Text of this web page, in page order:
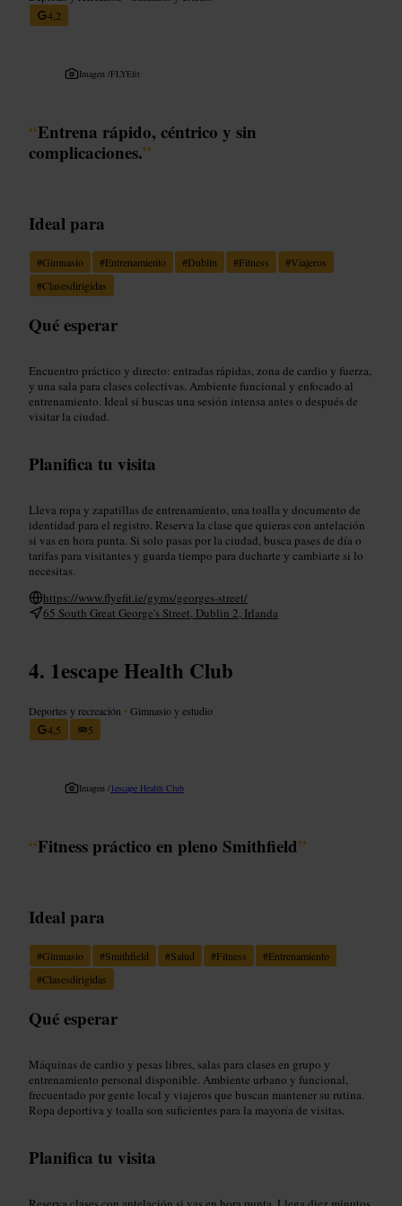
4,2
Imagen /FLYEfit
“Entrena rápido, céntrico y sin
complicaciones.”
Ideal para
#Gimnasio #Entrenamiento #Dublín #Fitness #Viajeros
#Clasesdirigidas
Qué esperar
Encuentro práctico y directo: entradas rápidas, zona de cardio y fuerza,
y una sala para clases colectivas. Ambiente funcional y enfocado al
entrenamiento. Ideal si buscas una sesión intensa antes o después de
visitar la ciudad.
Planifica tu visita
Lleva ropa y zapatillas de entrenamiento, una toalla y documento de
identidad para el registro. Reserva la clase que quieras con antelación
si vas en hora punta. Si solo pasas por la ciudad, busca pases de día o
tarifas para visitantes y guarda tiempo para ducharte y cambiarte si lo
necesitas.
https://www.flyefit.ie/gyms/georges-street/
65 South Great George's Street, Dublin 2, Irlanda
1escape Health Club
Deportes y recreación •Gimnasio y estudio
4,5
5
Imagen /1escape Health Club
“Fitness práctico en pleno Smithfield”
Ideal para
#Gimnasio #Smithfield #Salud #Fitness #Entrenamiento
#Clasesdirigidas
Qué esperar
Máquinas de cardio y pesas libres, salas para clases en grupo y
entrenamiento personal disponible. Ambiente urbano y funcional,
frecuentado por gente local y viajeros que buscan mantener su rutina.
Ropa deportiva y toalla son suficientes para la mayoría de visitas.
Planifica tu visita